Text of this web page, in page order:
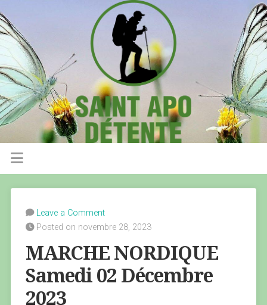
Leave a Comment
Posted on novembre 28, 2023
MARCHE NORDIQUE
Samedi 02 Décembre
2023